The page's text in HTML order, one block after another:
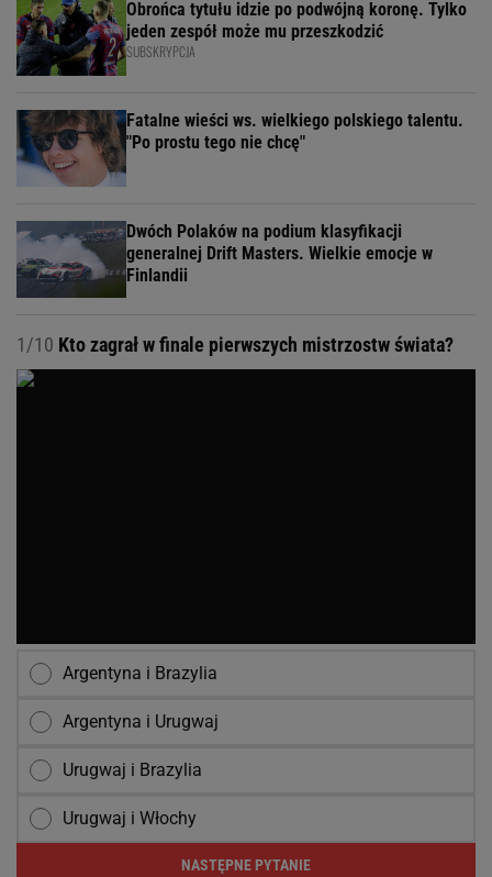
Obrońca tytułu idzie po podwójną koronę. Tylko
jeden zespół może mu przeszkodzić
SUBSKRYPCJA
Fatalne wieści ws. wielkiego polskiego talentu.
"Po prostu tego nie chcę"
Dwóch Polaków na podium klasyfikacji
generalnej Drift Masters. Wielkie emocje w
Finlandii
1/10 Kto zagrał w finale pierwszych mistrzostw świata?
Argentyna i Brazylia
Argentyna i Urugwaj
Urugwaj i Brazylia
Urugwaj i Włochy
NASTĘPNE PYTANIE